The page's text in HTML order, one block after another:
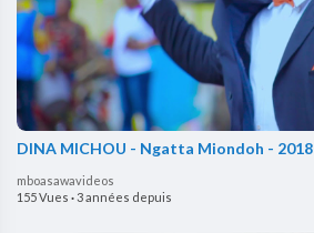
DINA MICHOU - Ngatta Miondoh - 2018
mboasawavideos
155 Vues ·3 années depuis